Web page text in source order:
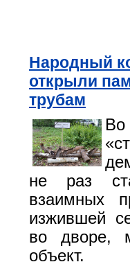
Народный
открыли
трубам
не раз
взаимных
изжившей
во дворе,
объект.